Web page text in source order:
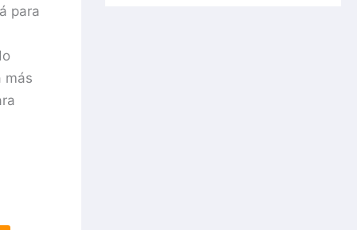
para
más